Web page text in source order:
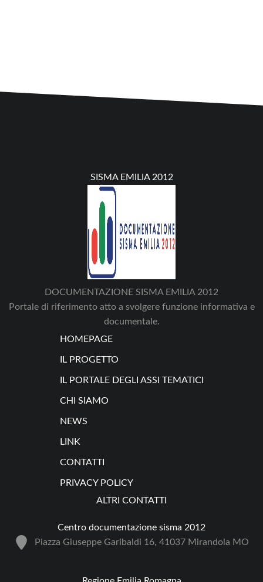
SISMA EMILIA 2012
DOCUMENTAZIONE SISMA EMILIA 2012
Portale di riferimento atto a svolgere funzione informativa e
documentale.
HOMEPAGE
IL PROGETTO
IL PORTALE DEGLI ASSI TEMATICI
CHI SIAMO
NEWS
LINK
CONTATTI
PRIVACY POLICY
ALTRI CONTATTI
Centro documentazione sisma 2012
Piazza Giuseppe Garibaldi 16, 41037 Mirandola MO